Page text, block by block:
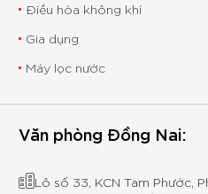
Điều hòa không khí
Gia dụng
Máy lọc nước
Văn phòng Đồng Nai:
Lô số 33, KCN Tam Phước,